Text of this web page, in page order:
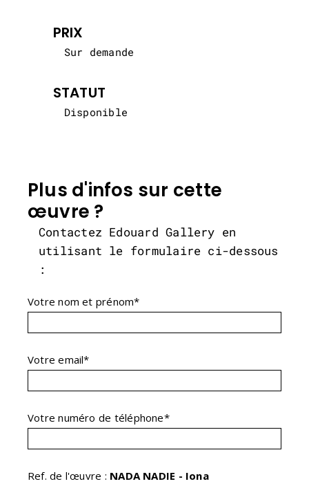
PRIX
Sur demande
STATUT
Disponible
Plus d'infos sur cette
œuvre ?
Contactez Edouard Gallery en
utilisant le formulaire ci-dessous
:
Votre nom et prénom*
Votre email*
Votre numéro de téléphone*
Ref. de l'œuvre : NADA NADIE - Iona